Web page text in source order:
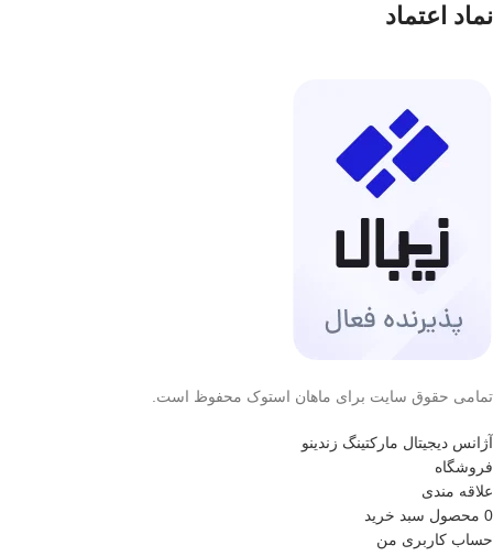
نماد اعتماد
تمامی حقوق سایت برای ماهان استوک محفوظ است.
آژانس دیجیتال مارکتینگ زندینو
فروشگاه
علاقه مندی
0 محصول سبد خرید
حساب کاربری من